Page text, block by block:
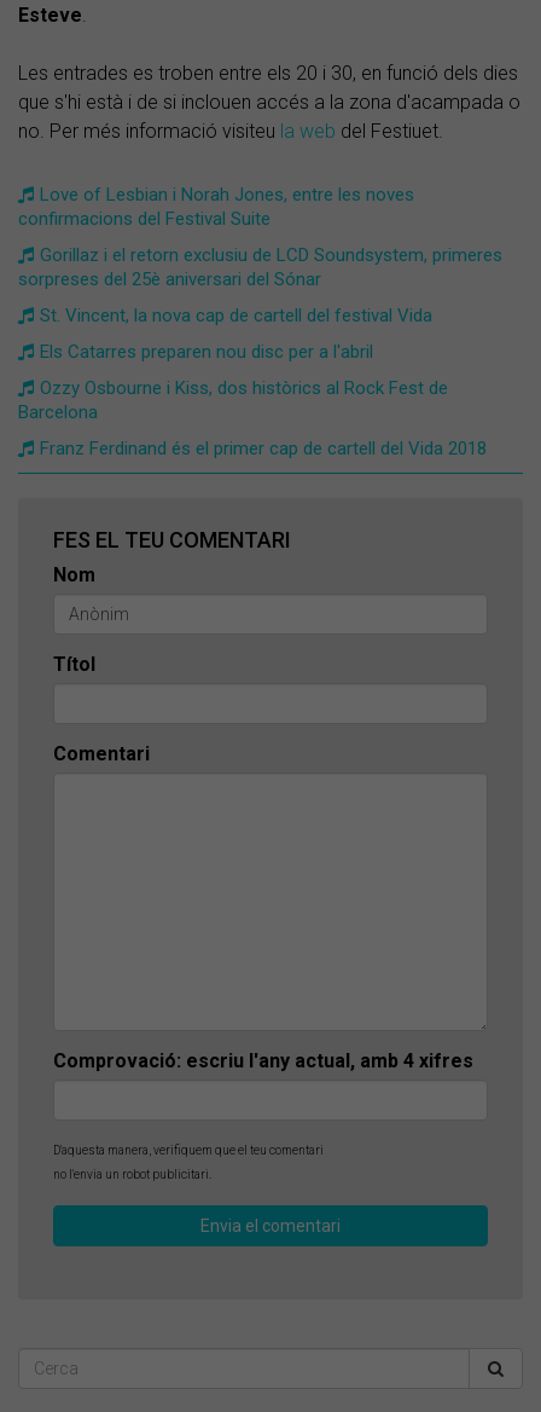
Esteve.
Les entrades es troben entre els 20 i 30, en funció dels dies
que s'hi està i de si inclouen accés a la zona d'acampada o
no. Per més informació visiteu la web del Festiuet.
Love of Lesbian i Norah Jones, entre les noves
confirmacions del Festival Suite
Gorillaz i el retorn exclusiu de LCD Soundsystem, primeres
sorpreses del 25è aniversari del Sónar
St. Vincent, la nova cap de cartell del festival Vida
Els Catarres preparen nou disc per a l'abril
Ozzy Osbourne i Kiss, dos històrics al Rock Fest de
Barcelona
Franz Ferdinand és el primer cap de cartell del Vida 2018
FES EL TEU COMENTARI
Nom
Títol
Comentari
Comprovació: escriu l'any actual, amb 4 xifres
D'aquesta manera, verifiquem que el teu comentari
no l'envia un robot publicitari.